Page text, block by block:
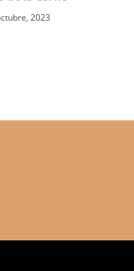
2023